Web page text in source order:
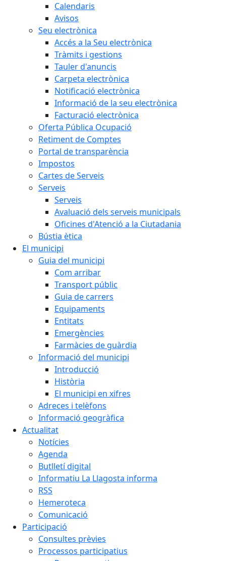
Calendaris
Avisos
Seu electrònica
Accés a la Seu electrònica
Tràmits i gestions
Tauler d'anuncis
Carpeta electrònica
Notificació electrònica
Informació de la seu electrònica
Facturació electrònica
Oferta Pública Ocupació
Retiment de Comptes
Portal de transparència
Impostos
Cartes de Serveis
Serveis
Serveis
Avaluació dels serveis municipals
Oficines d'Atenció a la Ciutadania
Bústia ètica
El municipi
Guia del municipi
Com arribar
Transport públic
Guia de carrers
Equipaments
Entitats
Emergències
Farmàcies de guàrdia
Informació del municipi
Introducció
Història
El municipi en xifres
Adreces i telèfons
Informació geogràfica
Actualitat
Notícies
Agenda
Butlletí digital
Informatiu La Llagosta informa
RSS
Hemeroteca
Comunicació
Participació
Consultes prèvies
Processos participatius